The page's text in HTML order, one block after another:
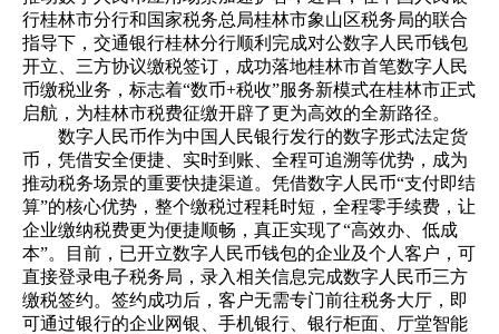
行桂林市分行和国家税务总局桂林市象山区税务局的联合
指导下，交通银行桂林分行顺利完成对公数字人民币钱包
开立、三方协议缴税签订，成功落地桂林市首笔数字人民
币缴税业务，标志着“数币+税收”服务新模式在桂林市正式
启航，为桂林市税费征缴开辟了更为高效的全新路径。
数字人民币作为中国人民银行发行的数字形式法定货
币，凭借安全便捷、实时到账、全程可追溯等优势，成为
推动税务场景的重要快捷渠道。凭借数字人民币“支付即结
算”的核心优势，整个缴税过程耗时短，全程零手续费，让
企业缴纳税费更为便捷顺畅，真正实现了“高效办、低成
本”。目前，已开立数字人民币钱包的企业及个人客户，可
直接登录电子税务局，录入相关信息完成数字人民币三方
缴税签约。签约成功后，客户无需专门前往税务大厅，即
可通过银行的企业网银、手机银行、银行柜面、厅堂智能